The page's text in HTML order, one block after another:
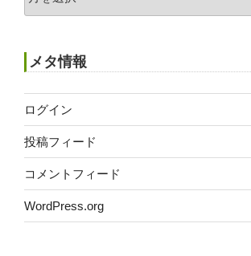
ー
ブ
メタ情報
ログイン
投稿フィード
コメントフィード
WordPress.org